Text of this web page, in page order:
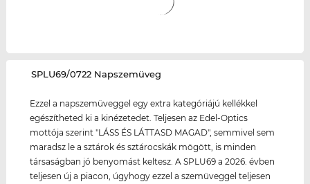
‌SPLU69/0722 Napszemüveg
Ezzel a napszemüveggel egy extra kategóriájú kellékkel
egészítheted ki a kinézetedet. Teljesen az Edel-Optics
mottója szerint "LÁSS ÉS LÁTTASD MAGAD", semmivel sem
maradsz le a sztárok és sztárocskák mögött, is minden
társaságban jó benyomást keltesz. A SPLU69 a 2026. évben
teljesen új a piacon, úgyhogy ezzel a szemüveggel teljesen